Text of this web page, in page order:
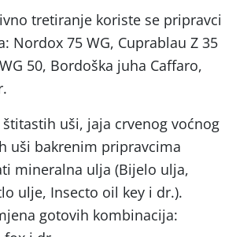
tretiranje koriste se pripravci
Nordox 75 WG, Cuprablau Z 35
50, Bordoška juha Caffaro,
uši, jaja crvenog voćnog
uši bakrenim pripravcima
mineralna ulja (Bijelo ulja,
ulje, Insecto oil key i dr.).
gotovih kombinacija: